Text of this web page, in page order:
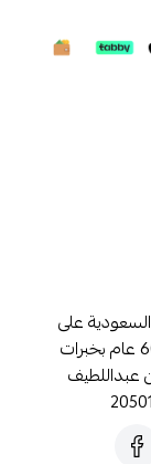
على
مستوى الخليج منذ عام 1960 اي اكثر من 60 عام بخبرات
عبداللطيف